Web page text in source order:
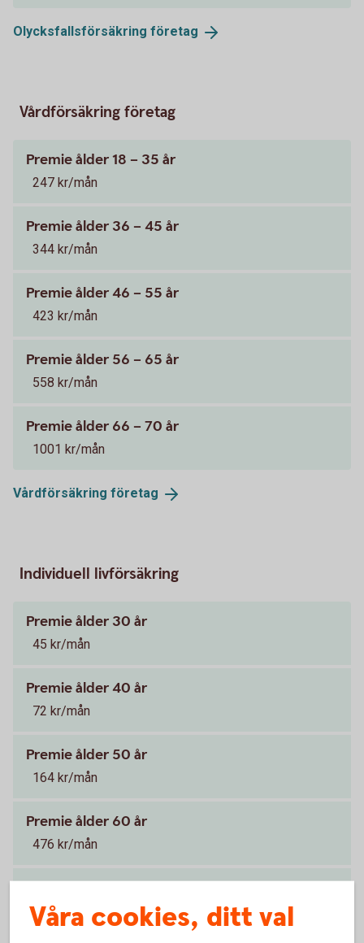
Olycksfallsförsäkring företag
Vårdförsäkring företag
Premie ålder 18 – 35 år
247 kr/mån
Premie ålder 36 – 45 år
344 kr/mån
Premie ålder 46 – 55 år
423 kr/mån
Premie ålder 56 – 65 år
558 kr/mån
Premie ålder 66 – 70 år
1001 kr/mån
Vårdförsäkring företag
Individuell livförsäkring
Premie ålder 30 år
45 kr/mån
Premie ålder 40 år
72 kr/mån
Premie ålder 50 år
164 kr/mån
Premie ålder 60 år
476 kr/mån
Vid försäkringsbelopp om 1 000 000 kr
Våra cookies, ditt val